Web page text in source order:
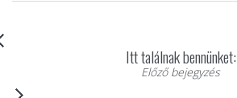
Itt találnak bennünket:
Előző bejegyzés